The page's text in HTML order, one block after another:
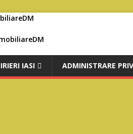
IASI ADMINISTRARE